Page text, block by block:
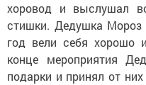
хоровод и выслушал
стишки. Дедушка Мороз
год вели себя хорошо
конце мероприятия
подарки и принял от